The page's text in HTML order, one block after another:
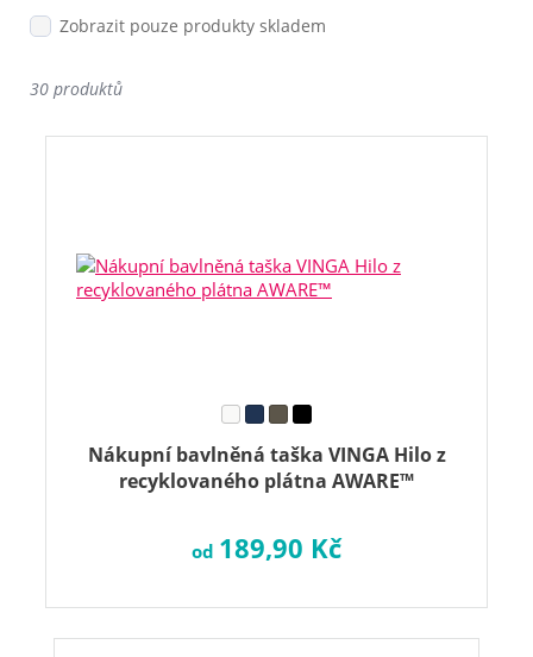
Zobrazit pouze produkty skladem
30 produktů
Nákupní bavlněná taška VINGA Hilo z
recyklovaného plátna AWARE™
od 189,90 Kč